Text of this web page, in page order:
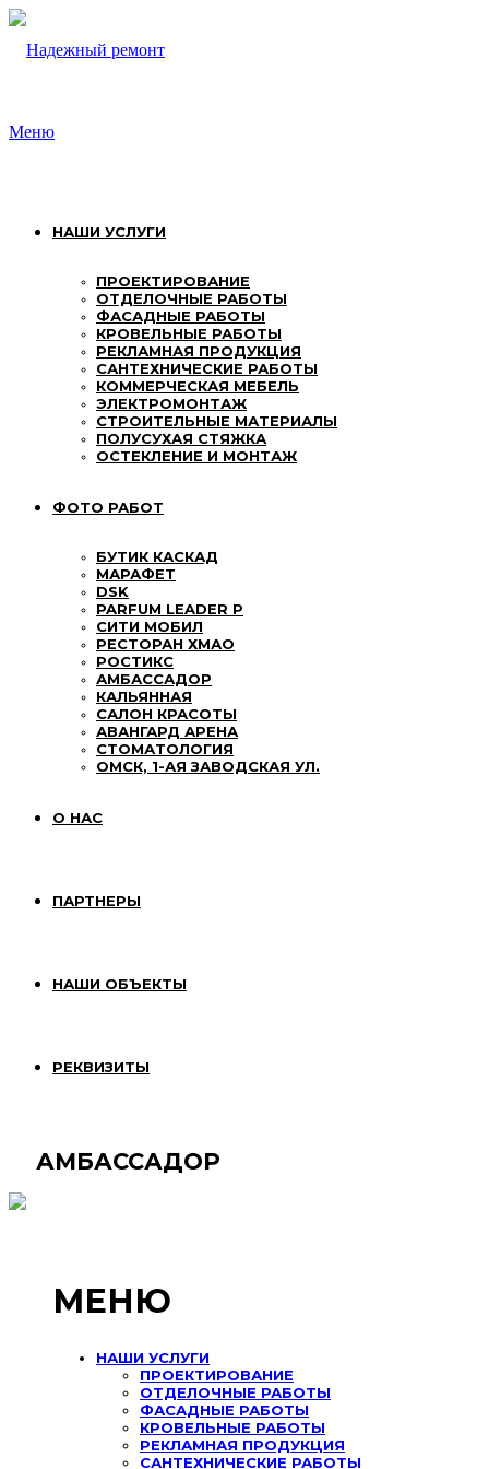
Перейти
содержимому
Меню
НАШИ УСЛУГИ
ПРОЕКТИРОВАНИЕ
ОТДЕЛОЧНЫЕ РАБОТЫ
ФАСАДНЫЕ РАБОТЫ
КРОВЕЛЬНЫЕ РАБОТЫ
РЕКЛАМНАЯ ПРОДУКЦИЯ
САНТЕХНИЧЕСКИЕ РАБОТЫ
КОММЕРЧЕСКАЯ МЕБЕЛЬ
ЭЛЕКТРОМОНТАЖ
СТРОИТЕЛЬНЫЕ МАТЕРИАЛЫ
ПОЛУСУХАЯ СТЯЖКА
ОСТЕКЛЕНИЕ И МОНТАЖ
ФОТО РАБОТ
БУТИК КАСКАД
МАРАФЕТ
DSK
PARFUM LEADER P
СИТИ МОБИЛ
РЕСТОРАН ХМАО
РОСТИКС
АМБАССАДОР
КАЛЬЯННАЯ
САЛОН КРАСОТЫ
АВАНГАРД АРЕНА
СТОМАТОЛОГИЯ
ОМСК, 1-АЯ ЗАВОДСКАЯ УЛ.
О НАС
ПАРТНЕРЫ
НАШИ ОБЪЕКТЫ
РЕКВИЗИТЫ
АМБАССАДОР
МЕНЮ
НАШИ УСЛУГИ
ПРОЕКТИРОВАНИЕ
ОТДЕЛОЧНЫЕ РАБОТЫ
ФАСАДНЫЕ РАБОТЫ
КРОВЕЛЬНЫЕ РАБОТЫ
РЕКЛАМНАЯ ПРОДУКЦИЯ
САНТЕХНИЧЕСКИЕ РАБОТЫ